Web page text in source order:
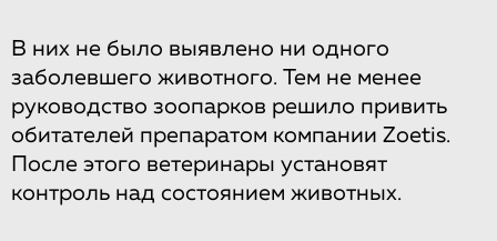
В них не было выявлено ни одного
заболевшего животного. Тем не менее
руководство зоопарков решило привить
обитателей препаратом компании Zoetis.
После этого ветеринары установят
контроль над состоянием животных.